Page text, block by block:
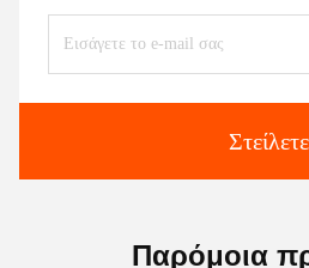
Στείλετε
Παρόμοια